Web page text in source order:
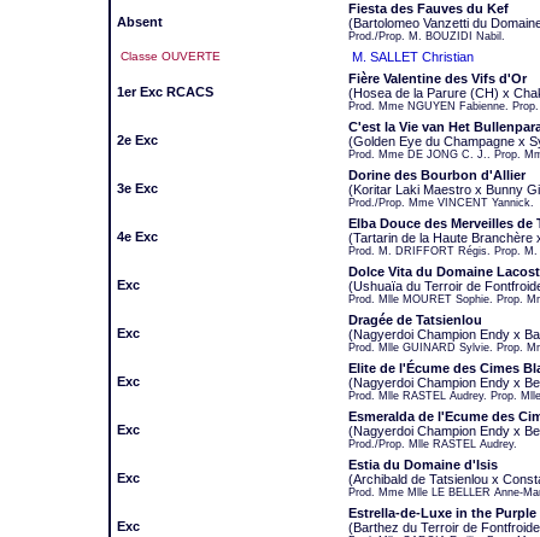
Absent
Fiesta des Fauves du Kef
(Bartolomeo Vanzetti du
Prod./Prop. M. BOUZIDI Nabil.
Classe OUVERTE M. SALLET Christian
1er Exc RCACS
Fière Valentine des Vifs d'Or
(Hosea de la Parure (CH) x
Prod. Mme NGUYEN Fabienne.
2e Exc
C'est la Vie van Het
(Golden Eye du Champagne x
Prod. Mme DE JONG C. J.. Prop.
3e Exc
Dorine des Bourbon d'Allier
(Koritar Laki Maestro x Bunny
Prod./Prop. Mme VINCENT Yannick.
4e Exc
Elba Douce des Merveilles de
(Tartarin de la Haute Branchère
Prod. M. DRIFFORT Régis. Prop.
Exc
Dolce Vita du Domaine
(Ushuaïa du Terroir de
Prod. Mlle MOURET Sophie. Prop.
Exc
Dragée de Tatsienlou
(Nagyerdoi Champion Endy x
Prod. Mlle GUINARD Sylvie. Prop.
Exc
Elite de l'Écume des Cimes
(Nagyerdoi Champion Endy x
Prod. Mlle RASTEL Audrey. Prop.
Exc
Esmeralda de l'Ecume des
(Nagyerdoi Champion Endy x
Prod./Prop. Mlle RASTEL Audrey.
Exc
Estia du Domaine d'Isis
(Archibald de Tatsienlou x
Prod. Mme Mlle LE BELLER Anne-
Exc
Estrella-de-Luxe in the Purple
(Barthez du Terroir de